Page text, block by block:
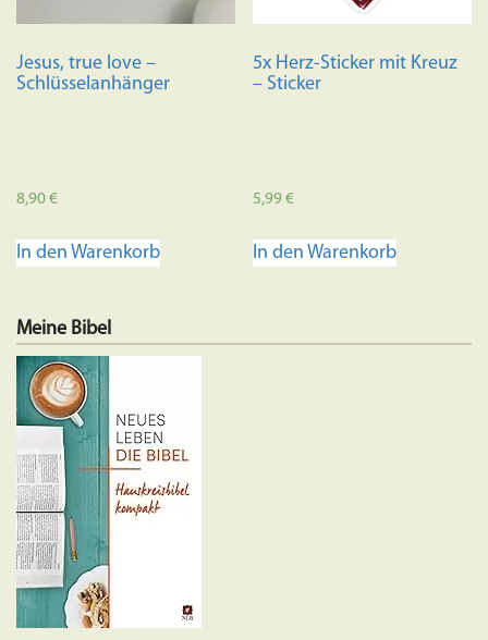
Jesus, true love –
Schlüsselanhänger
8,90€
In den Warenkorb
5x Herz-Sticker mit Kreuz
– Sticker
5,99€
In den Warenkorb
Meine Bibel